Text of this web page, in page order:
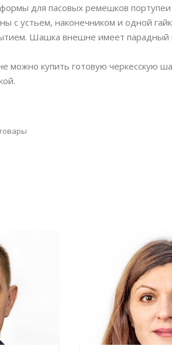
для пасовых ремешков
с устьем, наконечником и одной
Шашка внешне имеет
можно купить готовую черкесскую